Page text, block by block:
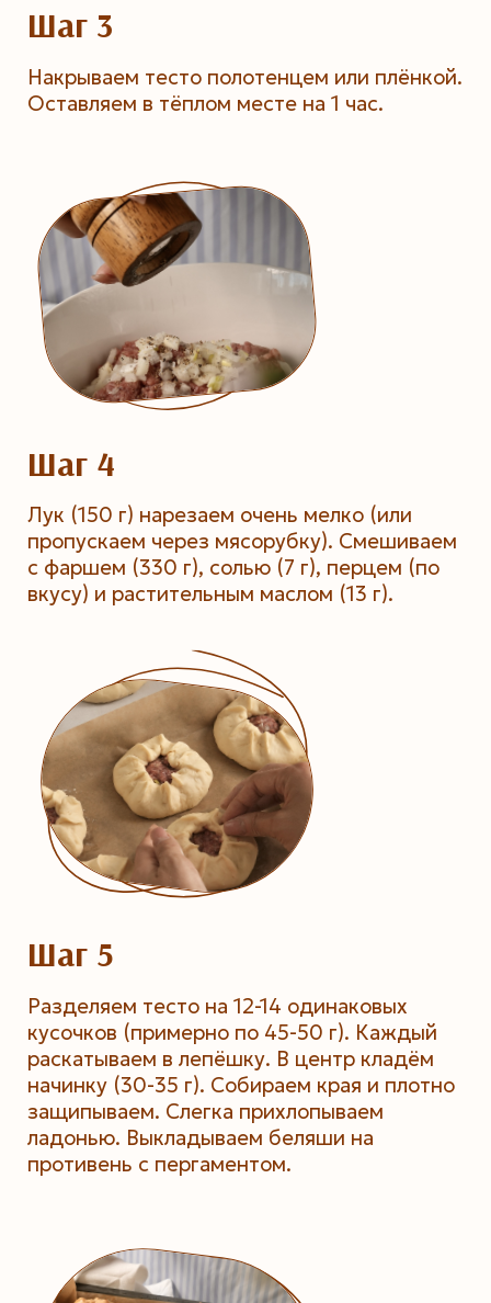
Шаг 3
Накрываем тесто полотенцем или плёнкой.
Оставляем в тёплом месте на 1 час.
Шаг 4
Лук (150 г) нарезаем очень мелко (или
пропускаем через мясорубку). Смешиваем
с фаршем (330 г), солью (7 г), перцем (по
вкусу) и растительным маслом (13 г).
Шаг 5
Разделяем тесто на 12-14 одинаковых
кусочков (примерно по 45-50 г). Каждый
раскатываем в лепёшку. В центр кладём
начинку (30-35 г). Собираем края и плотно
защипываем. Слегка прихлопываем
ладонью. Выкладываем беляши на
противень с пергаментом.